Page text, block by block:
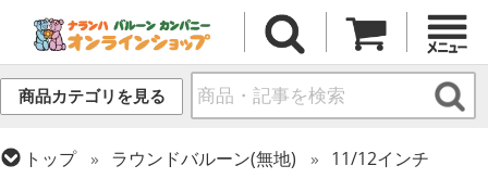
商品カテゴリを見る
トップ ラウンドバルーン(無地)
11/12インチ